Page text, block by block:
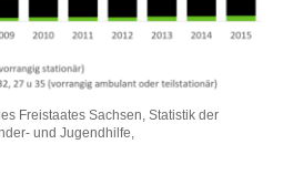
Freistaates Sachsen, Statistik der
und Jugendhilfe,